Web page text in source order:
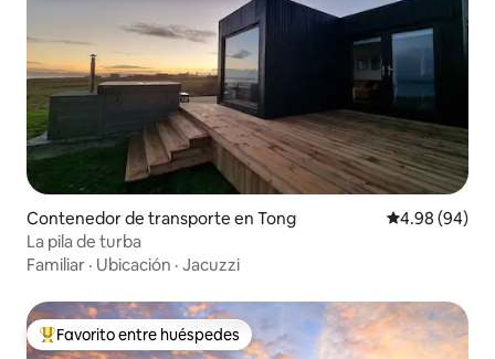
Contenedor de transporte en Tong Calificación
4.98 (94)
La pila de turba
Familiar · Ubicación · Jacuzzi
Favorito entre huéspedes preferido
Favorito entre huéspedes